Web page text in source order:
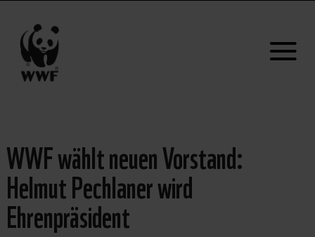
WWF wählt neuen Vorstand:
Helmut Pechlaner wird
Ehrenpräsident